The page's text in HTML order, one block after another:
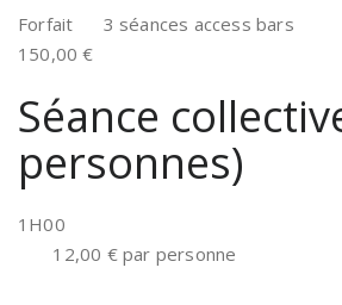
Forfait 3 séances
150,00 €
Séance
personnes)
12,00 € par personne